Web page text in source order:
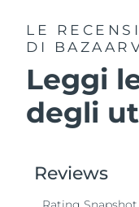
LE
DI
Leggi
degli